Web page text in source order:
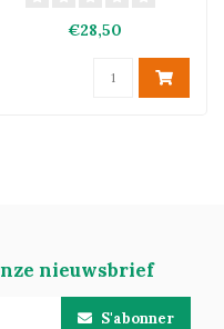
€28,50
nieuwsbrief
S'abonner